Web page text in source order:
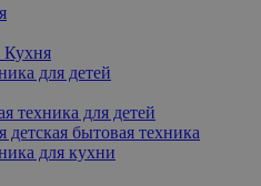
Кухня
для детей
техника для детей
детская бытовая техника
для кухни